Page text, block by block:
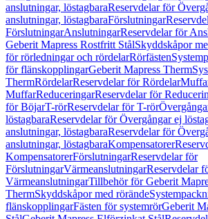
anslutningar, löstagbaraReservdelar för
anslutningar, löstagbaraFörslutningar
FörslutningarAnslutningarReservdelar för
Geberit Mapress Rostfritt StålSkyddskåpor
för rörledningar och rördelarRörfästen
för flänskopplingarGeberit Mapress Therm
ThermRördelarReservdelar för Rördelar
MuffarReduceringarReservdelar för
för BöjarT-rörReservdelar för T-rör
löstagbaraReservdelar för Övergångar ej
anslutningar, löstagbaraReservdelar för
anslutningar, löstagbaraKompensatorer
KompensatorerFörslutningarReservdelar för
FörslutningarVärmeanslutningarReservdelar
VärmeanslutningarTillbehör för Geberit
ThermSkyddskåpor med rörände
flänskopplingarFästen för systemrörGeberit